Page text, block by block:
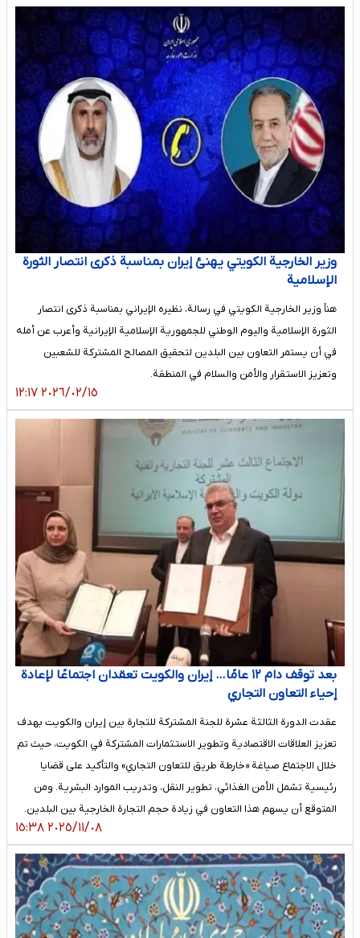
وزير الخارجية الكويتي يهنئ إيران بمناسبة ذكرى انتصار الثورة
الإسلامية
هنأ وزير الخارجية الكويتي في رسالة، نظيره الإيراني بمناسبة ذكرى انتصار
الثورة الإسلامية واليوم الوطني للجمهورية الإسلامية الإيرانية وأعرب عن أمله
في أن يستمر التعاون بين البلدين لتحقيق المصالح المشتركة للشعبين
وتعزيز الاستقرار والأمن والسلام في المنطقة.
٢٠٢٦/٠٢/١٥ ١٢:١٧
بعد توقف دام ۱۲ عامًا… إيران والكويت تعقدان اجتماعًا لإعادة
إحياء التعاون التجاري
عقدت الدورة الثالثة عشرة للجنة المشتركة للتجارة بين إيران والكويت بهدف
تعزيز العلاقات الاقتصادية وتطوير الاستثمارات المشتركة في الكويت، حيث تم
خلال الاجتماع صياغة «خارطة طريق للتعاون التجاري» والتأكيد على قضايا
رئيسية تشمل الأمن الغذائي، تطوير النقل، وتدريب الموارد البشرية. ومن
المتوقع أن يسهم هذا التعاون في زيادة حجم التجارة الخارجية بين البلدين.
٢٠٢٥/١١/٠٨ ١٥:٣٨